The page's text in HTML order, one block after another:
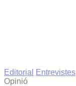
Editorial
Entrevistes
Opinió